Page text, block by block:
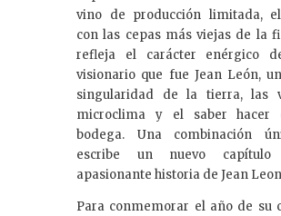
vino de producción limitada,
con las cepas más viejas de la
refleja el carácter enérgico
visionario que fue Jean León,
singularidad de la tierra, las
microclima y el saber hacer
bodega. Una combinación
escribe un nuevo
apasionante historia de Jean
Para conmemorar el año de su